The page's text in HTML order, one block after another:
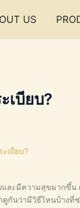
US
เบียบ?
และมีความสุขมากขึ้น
ดูกันว่ามีวิธีไหนบ้างที่